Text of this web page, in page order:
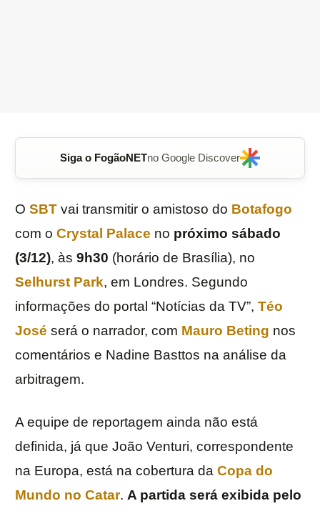
Siga o FogãoNETno Google Discover
O SBT vai transmitir o amistoso do Botafogo
com o Crystal Palace no próximo sábado
(3/12), às 9h30 (horário de Brasília), no
Selhurst Park, em Londres. Segundo
informações do portal “Notícias da TV”, Téo
José será o narrador, com Mauro Beting nos
comentários e Nadine Basttos na análise da
arbitragem.
A equipe de reportagem ainda não está
definida, já que João Venturi, correspondente
na Europa, está na cobertura da Copa do
Mundo no Catar. A partida será exibida pelo